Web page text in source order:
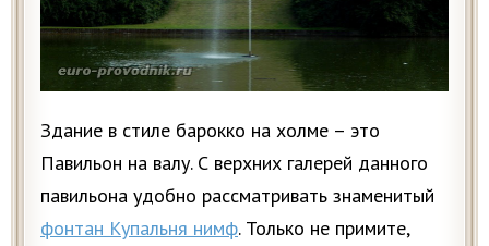
Здание в стиле барокко на холме – это
Павильон на валу. С верхних галерей данного
павильона удобно рассматривать знаменитый
фонтан Купальня нимф. Только не примите,